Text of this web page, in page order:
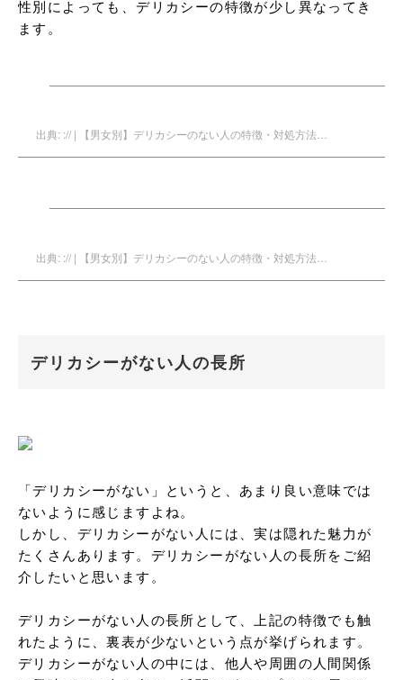
性別によっても、デリカシーの特徴が少し異なってき
ます。
デリカシーがない人の長所
「デリカシーがない」というと、あまり良い意味では
ないように感じますよね。
しかし、デリカシーがない人には、実は隠れた魅力が
たくさんあります。デリカシーがない人の長所をご紹
介したいと思います。
デリカシーがない人の長所として、上記の特徴でも触
れたように、裏表が少ないという点が挙げられます。
デリカシーがない人の中には、他人や周囲の人間関係